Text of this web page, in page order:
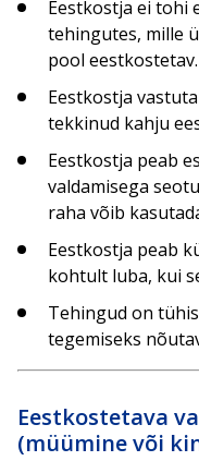
Eestkostja ei tohi
tehingutes, mille
pool eestkostetav.
Eestkostja
tekkinud kahju
Eestkostja peab
valdamisega
raha võib
Eestkostja peab
kohtult luba, kui
Tehingud on
tegemiseks
Eestkostetava
(müümine või